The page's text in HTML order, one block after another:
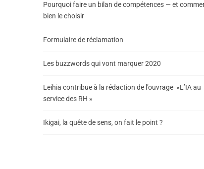
Pourquoi faire un bilan de compétences — et
bien le choisir
Formulaire de réclamation
Les buzzwords qui vont marquer 2020
Leihia contribue à la rédaction de l’ouvrage »L’IA au
service des RH »
Ikigai, la quête de sens, on fait le point ?